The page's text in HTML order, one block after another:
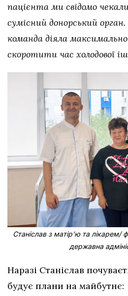
пацієнта ми свідомо
сумісний донорський
команда діяла
скоротити час холодової
Станіслав з матірʼю та лікарем/
державна
Наразі Станіслав
будує плани на майбутнє: